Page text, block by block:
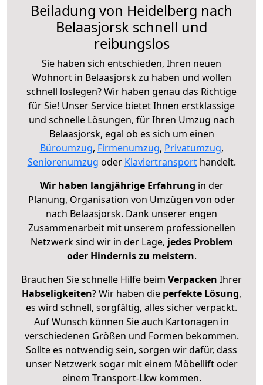
Beiladung von Heidelberg nach
Belaasjorsk schnell und
reibungslos
Sie haben sich entschieden, Ihren neuen
Wohnort in Belaasjorsk zu haben und wollen
schnell loslegen? Wir haben genau das Richtige
für Sie! Unser Service bietet Ihnen erstklassige
und schnelle Lösungen, für Ihren Umzug nach
Belaasjorsk, egal ob es sich um einen
Büroumzug, Firmenumzug, Privatumzug,
Seniorenumzug oder Klaviertransporthandelt.
Wir haben langjährige Erfahrung in der
Planung, Organisation von Umzügen von oder
nach Belaasjorsk. Dank unserer engen
Zusammenarbeit mit unserem professionellen
Netzwerk sind wir in der Lage, jedes Problem
oder Hindernis zu meistern.
Brauchen Sie schnelle Hilfe beim Verpacken Ihrer
Habseligkeiten? Wir haben die perfekte Lösung,
es wird schnell, sorgfältig, alles sicher verpackt.
Auf Wunsch können Sie auch Kartonagen in
verschiedenen Größen und Formen bekommen.
Sollte es notwendig sein, sorgen wir dafür, dass
unser Netzwerk sogar mit einem Möbellift oder
einem Transport-Lkw kommen.